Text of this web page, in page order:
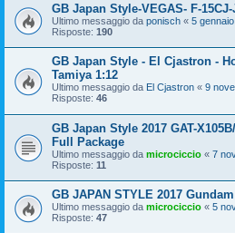
GB Japan Style-VEGAS- F-
Ultimo messaggio da ponisch « 5
Risposte: 190
GB Japan Style - El Cjastron -
Tamiya 1:12
Ultimo messaggio da El Cjastron « 9
Risposte: 46
GB Japan Style 2017 GAT-
Full Package
Ultimo messaggio da microciccio « 7
Risposte: 11
GB JAPAN STYLE 2017
Ultimo messaggio da microciccio « 5
Risposte: 47